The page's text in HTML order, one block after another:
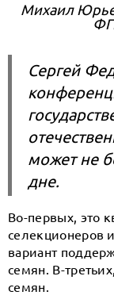
Михаил
Сергей
может не
дне.
Во-первых, это
селекционеров
вариант
семян. В-
семян.